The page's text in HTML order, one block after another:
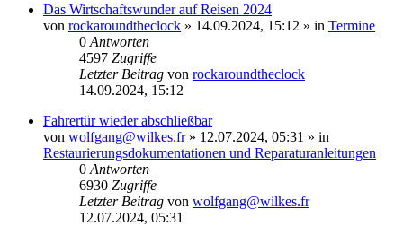
Das Wirtschaftswunder auf Reisen 2024
von rockaroundtheclock » 14.09.2024, 15:12 » in Termine
0 Antworten
4597 Zugriffe
Letzter Beitrag von rockaroundtheclock
14.09.2024, 15:12
Fahrertür wieder abschließbar
von wolfgang@wilkes.fr» 12.07.2024, 05:31 » in
Restaurierungsdokumentationen und Reparaturanleitungen
0 Antworten
6930 Zugriffe
Letzter Beitrag von wolfgang@wilkes.fr
12.07.2024, 05:31